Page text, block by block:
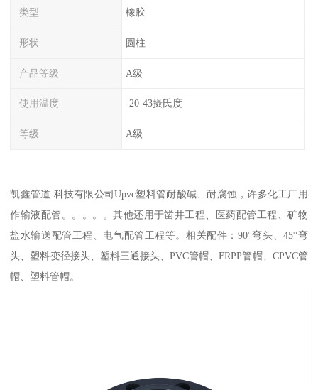
类型 橡胶
形状 圆柱
产品等级 A级
使用温度 -20-43摄氏度
等级 A级
凯鑫管道 科技有限公司Upvc塑料管耐酸碱、耐腐蚀，许多化工厂用
作输液配管。。。。。其他还用于凿井工程、医药配管工程、矿物
盐水输送配管工程、电气配管工程等。相关配件：90°弯头、45°弯
头、塑料变径接头、塑料三通接头、PVC管帽、FRPP管帽、CPVC管
帽、塑料管帽。